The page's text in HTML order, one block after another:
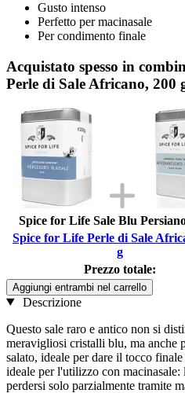
Gusto intenso
Perfetto per macinasale
Per condimento finale
Acquistato spesso in
Perle di Sale Africano, 200
Spice for Life Sale Blu
Spice for Life Perle di Sale
g
Prezzo totale:
Aggiungi entrambi nel carrello
Descrizione
Questo sale raro e antico non si
meravigliosi cristalli blu, ma anche
salato, ideale per dare il tocco
ideale per l'utilizzo con
perdersi solo parzialmente tramite